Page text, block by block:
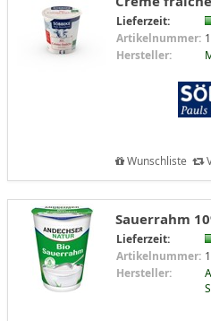
Lieferzeit:
Artikelnummer:
Hersteller:
Wunschliste
Sauerrahm
Lieferzeit:
Artikelnummer:
Hersteller: